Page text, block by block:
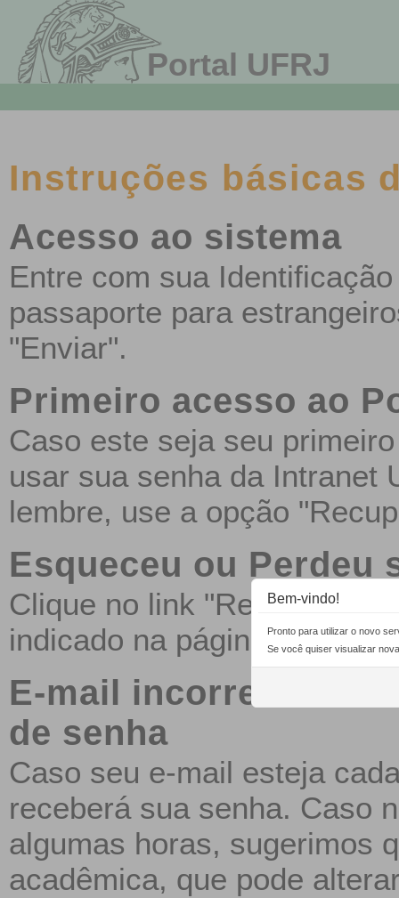
Portal UFRJ
Instruções básicas
Acesso ao sistema
Entre com sua
passaporte para
"Enviar".
Primeiro acesso ao
Caso este seja seu
usar sua senha da Intranet
lembre, use a opção
Esqueceu ou Perdeu
Clique no link "Recuperar
indicado na página.
E-mail incorreto na
de senha
Caso seu e-mail esteja
receberá sua senha. Caso
algumas horas, sugerimos
acadêmica, que pode
Bem-vindo!
Pronto para utilizar o novo
Se você quiser visualizar